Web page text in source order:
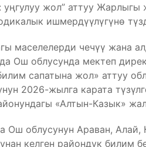
уңгулуу жол” аттуу
ишмердүүлүгүнө
маселелерди чечүү жана
Ош облусунда мектеп
сапатына жол» аттуу
2026-жылга карата
«Алтын-Казык»
Ош облусунун Араван,
келген райондук билим